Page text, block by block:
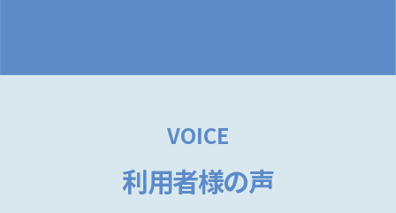
VOICE
利用者様の声